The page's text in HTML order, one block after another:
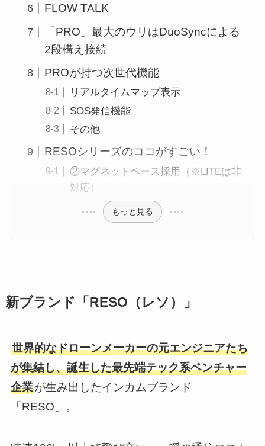
FLOW TALK
「PRO」最大のウリはDuoSyncによる
2段構え接続
PROが持つ次世代機能
リアルタイムマップ表示
SOS発信機能
その他
RESOシリーズのココがすごい！
②マグネットベース採用（※LITEは非
対応）
もっと見る
新ブランド「RESO（レソ）」
世界的なドローンメーカーの元エンジニアたち
が集結し、誕生した最先端テック系ベンチャー
企業が生み出したインカムブランド
「RESO」。